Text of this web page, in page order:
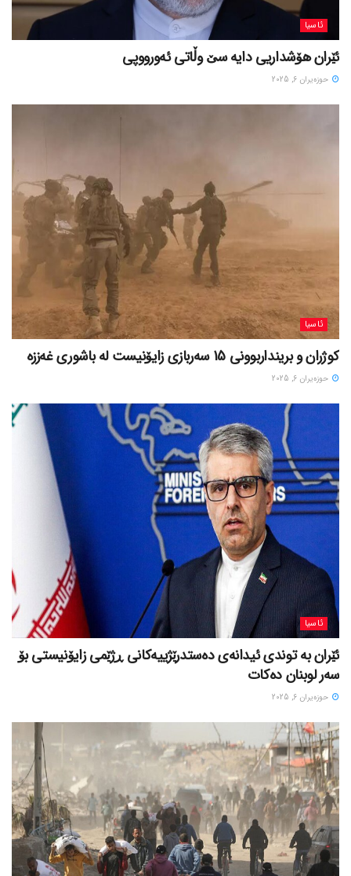
ئاسیا
ئێران هۆشداریی دایە سێ وڵاتی ئەورووپی
حوزه‌یران 6, 2025
ئاسیا
کوژران و برینداربوونی 15 سەربازی زایۆنیست لە باشوری غەززە
حوزه‌یران 6, 2025
ئاسیا
ئێران بە توندی ئیدانەی دەستدرێژییەکانی ڕژێمی زایۆنیستی بۆ
سەر لوبنان دەکات
حوزه‌یران 6, 2025